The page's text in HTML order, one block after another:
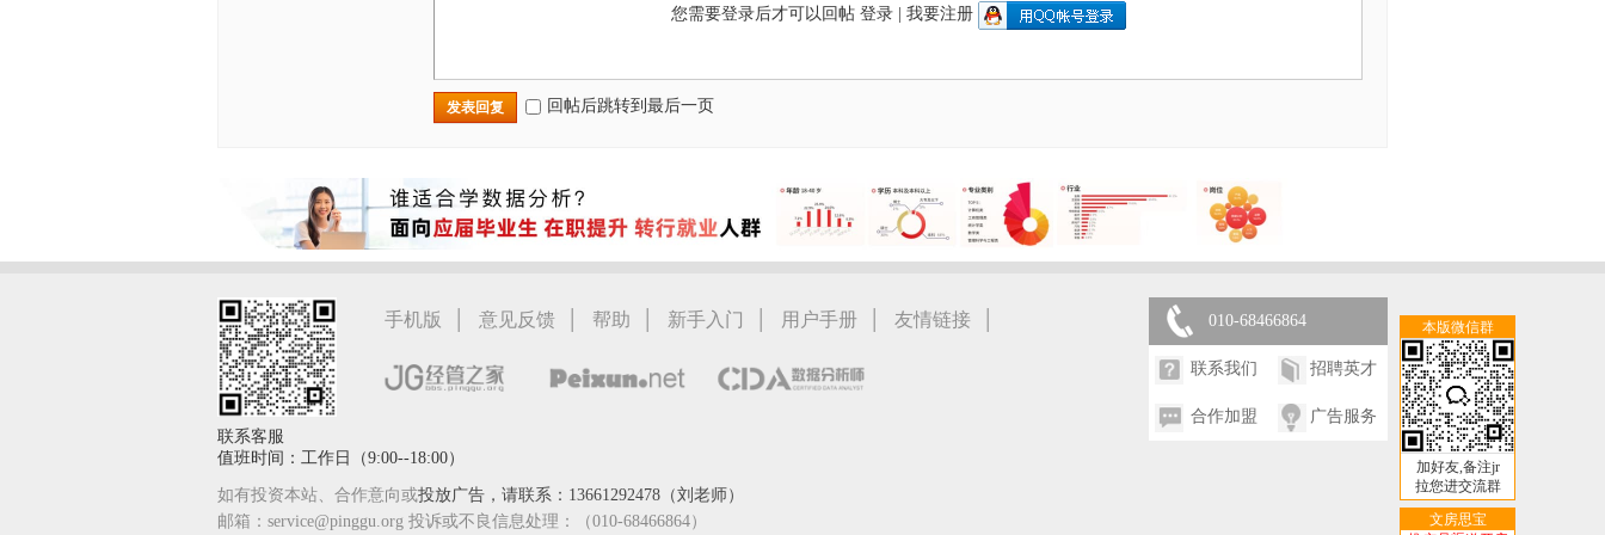
您需要登录后才可以回帖 登录| 我要注册
发表回复 回帖后跳转到最后一页
本版微信群
加好友,备注jr
拉您进交流群
文房思宝
手机版 | 意见反馈 | 帮助 | 新手入门 | 用户手册 | 友情链接 |
联系客服
值班时间：工作日（9:00--18:00）
如有投资本站、合作意向或投放广告，请联系：13661292478（刘老师）
邮箱：service@pinggu.org 投诉或不良信息处理：（010-68466864）
010-68466864
联系我们 招聘英才
合作加盟 广告服务